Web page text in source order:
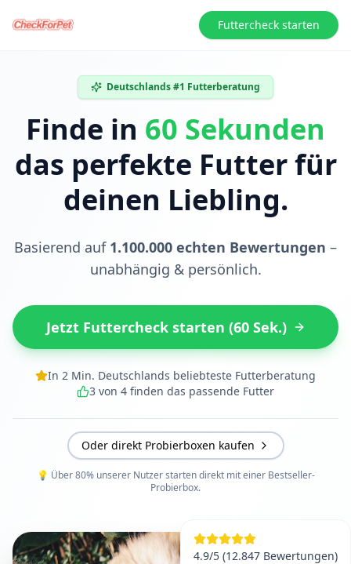
Futtercheck starten
Deutschlands #1 Futterberatung
Finde in 60 Sekunden
das perfekte Futter für
deinen Liebling.
Basierend auf 1.100.000 echten Bewertungen –
unabhängig & persönlich.
Jetzt Futtercheck starten (60 Sek.)
In 2 Min. Deutschlands beliebteste Futterberatung
3 von 4 finden das passende Futter
Oder direkt Probierboxen kaufen
💡 Über 80% unserer Nutzer starten direkt mit einer Bestseller-
Probierbox.
4.9/5 (12.847 Bewertungen)